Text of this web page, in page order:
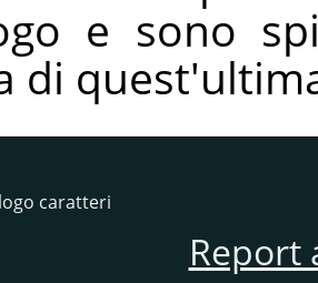
e sono
di
caratteri
Report